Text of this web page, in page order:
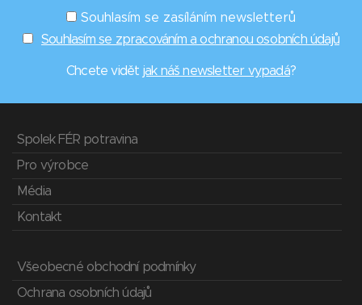
Souhlasím se zasíláním newsletterů
Souhlasím se zpracováním a ochranou osobních údajů
Chcete vidět jak náš newsletter vypadá?
Spolek FÉR potravina
Pro výrobce
Média
Kontakt
Všeobecné obchodní podmínky
Ochrana osobních údajů